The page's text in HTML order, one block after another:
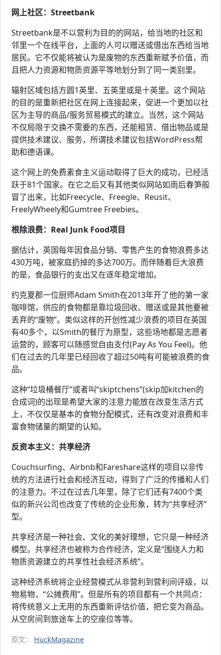
网上社区：Streetbank
Streetbank是不以营利为目的的网站，给当地的社区和
邻里一个在线平台，上面的人可以赠送或借出东西给当地
居民。它不仅能将被认为是废物的东西重新赋予价值，而
且把人力资源和物质资源平等地划分到了同一类别里。
辐射区域包括方圆1英里、五英里或是十英里。这个网站
的目的是重新把社区在网上连接起来，促进一个更加以社
区为主导的商品/服务贸易模式的建立。当然，这个网站
不仅局限于交换不需要的东西，还能租赁、借出物品或是
提供技术建议、服务，所谓技术建议包括WordPress帮
助和德语课。
这个网上的免费素食主义运动取得了巨大的成功，已经活
跃于81个国家。在它之后又有其他类似网站如雨后春笋般
冒了出来，比如Freecycle、Freegle、Reusit、
FreelyWheely和Gumtree Freebies。
根除浪费：Real Junk Food项目
据估计，英国每年因食品分销、零售产生的食物浪费多达
430万吨，被家庭扔掉的多达700万。而伴随着巨大浪费
的是，食品银行的支出又在逐年稳定增加。
约克夏郡一位厨师Adam Smith在2013年开了他的第一家
咖啡馆，供应的食物都是靠垃圾回收、赠送或是其他要被
丢弃的“废物”。类似这样的开创性减少浪费的项目在英国
有40多个，以Smith的餐厅为原型，这些场地都是志愿者
运营的，顾客可以随感觉自由支付(Pay As You Feel)。他
们在过去的几年里已经回收了超过50吨有可能被浪费的食
品。
这种“垃圾桶餐厅”或者叫“skiptchens”(skip加kitchen的
合成词)的出现是希望大家的注意力能放在改变生活方式
上，不仅仅是基本的食物分配模式，还有改变对浪费和丰
富食物储量的期望的认知。
反资本主义：共享经济
Couchsurfing、Airbnb和Fareshare这样的项目以非传
统的方法进行社会和经济互动，得到了广泛的传播和人们
的注意力。不过在过去几年里，除了它们还有7400个类
似的新兴公司也改变了传统的企业形象，转为“共享经济”
型。
共享经济是一种社会、文化的美好理想，它只是一种经济
模型。共享经济也被称为合作经济，定义是“围绕人力和
物质资源建立的共享性社会经济系统”。
这种经济系统将企业经营模式从非营利到营利间评级，以
物易物，“公摊费用”。但是所有的项目都有一个共同点：
将传统意义上无用的东西重新评估价值，把它变为商品。
从空房间到旅途车上的空座位等等。
原文： HuckMagazine